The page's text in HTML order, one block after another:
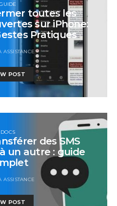
toutes les
sur iPhone:
Pratiques
ASSISTANCE
POST
DOCS
des SMS
un autre : guide
ASSISTANCE
POST